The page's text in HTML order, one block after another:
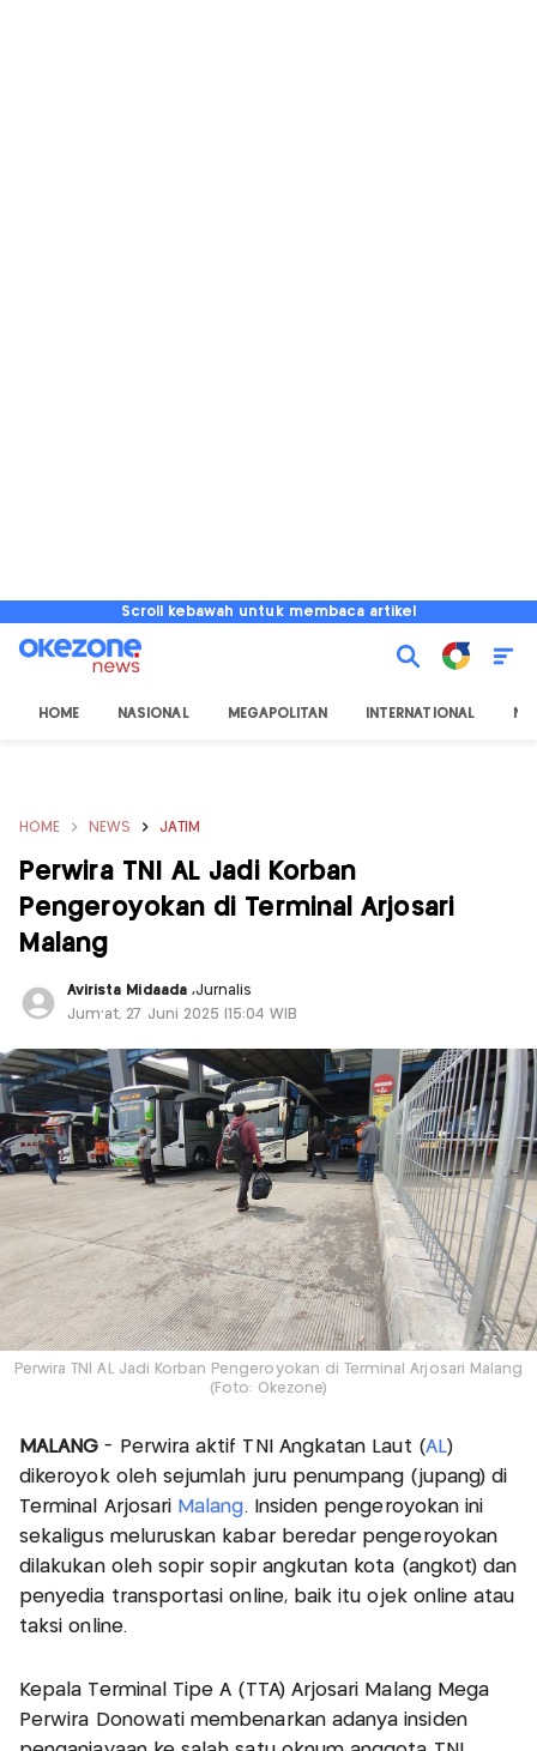
Scroll kebawah untuk membaca artikel
HOME NASIONAL MEGAPOLITAN INTERNATIONAL
HOME NEWS JATIM
Perwira TNI AL Jadi Korban
Pengeroyokan di Terminal Arjosari
Malang
Avirista Midaada ,Jurnalis
Jum'at, 27 Juni 2025 |15:04 WIB
Perwira TNI AL Jadi Korban Pengeroyokan di Terminal Arjosari Malang
(Foto: Okezone)
MALANG - Perwira aktif TNI Angkatan Laut (AL)
dikeroyok oleh sejumlah juru penumpang (jupang) di
Terminal Arjosari Malang. Insiden pengeroyokan ini
sekaligus meluruskan kabar beredar pengeroyokan
dilakukan oleh sopir sopir angkutan kota (angkot) dan
penyedia transportasi online, baik itu ojek online atau
taksi online.
Kepala Terminal Tipe A (TTA) Arjosari Malang Mega
Perwira Donowati membenarkan adanya insiden